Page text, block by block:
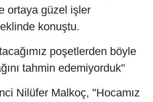
ortaya güzel işler
konuştu.
poşetlerden böyle
tahmin edemiyorduk"
Nilüfer Malkoç, "Hocamız